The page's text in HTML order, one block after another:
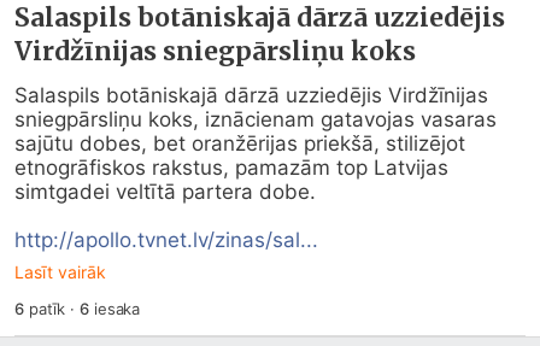
Salaspils botāniskajā dārzā uzziedējis
Virdžīnijas sniegpārsliņu koks
Salaspils botāniskajā dārzā uzziedējis Virdžīnijas
sniegpārsliņu koks, iznācienam gatavojas vasaras
sajūtu dobes, bet oranžērijas priekšā, stilizējot
etnogrāfiskos rakstus, pamazām top Latvijas
simtgadei veltītā partera dobe.
http://apollo.tvnet.lv/zinas/sal...
Lasīt vairāk
6patīk ·6iesaka